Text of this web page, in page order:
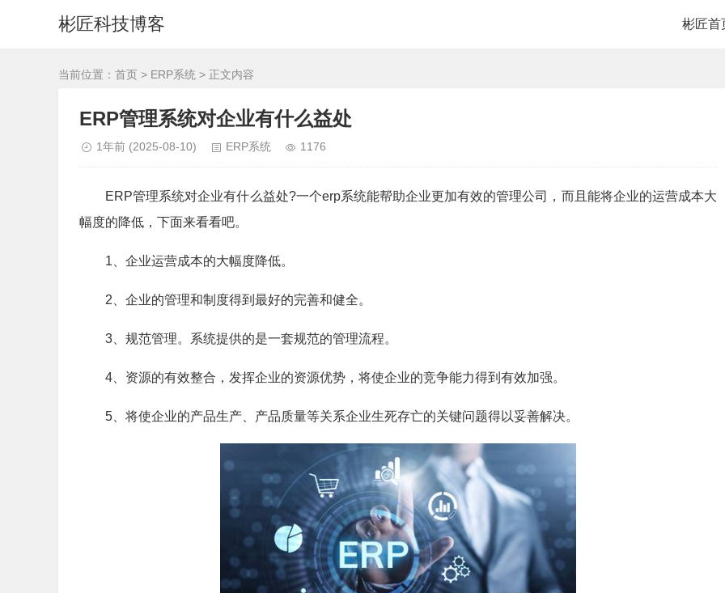
彬匠科技博客 彬匠首
当前位置： 首页 > ERP系统 > 正文内容
ERP管理系统对企业有什么益处
1年前 (2025-08-10) ERP系统 1176
ERP管理系统对企业有什么益处?一个erp系统能帮助企业更加有效的管理公司，而且能将企业的运营成本大
幅度的降低，下面来看看吧。
1、企业运营成本的大幅度降低。
2、企业的管理和制度得到最好的完善和健全。
3、规范管理。系统提供的是一套规范的管理流程。
4、资源的有效整合，发挥企业的资源优势，将使企业的竞争能力得到有效加强。
5、将使企业的产品生产、产品质量等关系企业生死存亡的关键问题得以妥善解决。